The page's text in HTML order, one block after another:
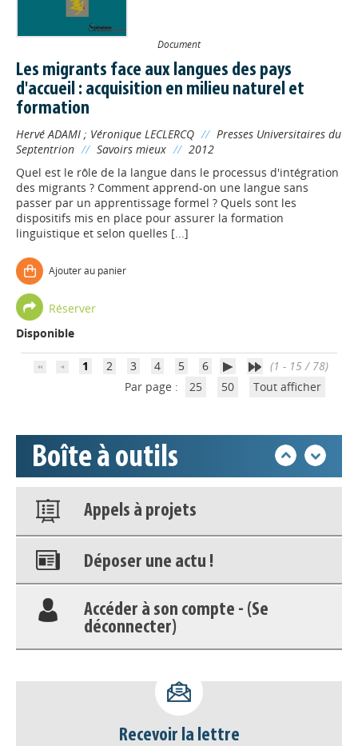
Document
Les migrants face aux langues des pays
d'accueil : acquisition en milieu naturel et
formation
Hervé ADAMI ; Véronique LECLERCQ // Presses Universitaires du
Septentrion // Savoirs mieux // 2012
Quel est le rôle de la langue dans le processus d'intégration
des migrants ? Comment apprend-on une langue sans
passer par un apprentissage formel ? Quels sont les
dispositifs mis en place pour assurer la formation
linguistique et selon quelles [...]
Ajouter au panier
Réserver
Disponible
1 2 3 4 5 6
(1 - 15 / 78)
Par page :
25 50 Tout afficher
Boîte à outils
Appels à projets
déconnecter)
Nos veilles Scoop.it
Appels à projets
Déposer une actu !
Accéder à son compte - (Se
déconnecter)
Nos veilles Scoop.it
Recevoir la lettre